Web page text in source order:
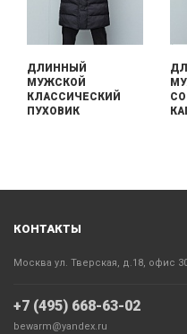
ДЛИННЫЙ
МУЖСКОЙ
КЛАССИЧЕСКИЙ
ПУХОВИК
КОНТАКТЫ
Москва ул. Тверская, д.18, офис
+7 (495) 668-63-02
bewarm@yandex.ru